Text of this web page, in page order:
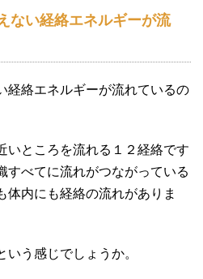
ない経絡エネルギーが流
経絡エネルギーが流れているの
いところを流れる１２経絡です
すべてに流れがつながっている
体内にも経絡の流れがありま
う感じでしょうか。